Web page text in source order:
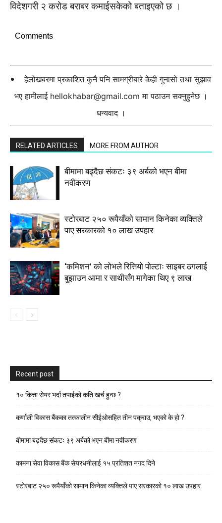
विदेशगरी २ करोड बराबर कमाईसकेको बताइएको छ ।
Comments
हेलोखबरमा प्रकाशित कुनै पनि सामग्रीबारे केही गुनासो तथा सुझाव
भए हामीलाई hellokhabar@gmail.com मा पठाउन सक्नुहुनेछ ।
धन्यवाद ।
RELATED ARTICLES MORE FROM AUTHOR
बीमामा बढ्दैछ संकटः ३९ अर्बको भएन बीमा
नवीकरण
स्टाेरबाट २५० रूपैयाँको सामान किनेका व्यक्तिले
पाए सरकारको १० लाख उपहार
‘कमिशन’ को लोभले रित्तियो पोल्टाः साइबर ठगलाई
बुझाउन आमा र साथीसँग मागेका थिए ९ लाख
Recent post
१० कित्ता सेयर भर्दा तपाईको कति खर्च हुन्छ ?
कर्णाली विकास बैंकका तत्कालीन सीईओसहित तीन पक्राउ, भएकाे के हाे ?
बीमामा बढ्दैछ संकटः ३९ अर्बको भएन बीमा नवीकरण
कामना सेवा विकास बैंक सेयरधनीलाई १५ प्रतिशत नगद दिने
स्टाेरबाट २५० रूपैयाँको सामान किनेका व्यक्तिले पाए सरकारको १० लाख उपहार